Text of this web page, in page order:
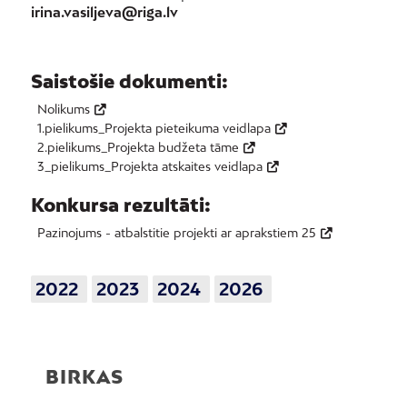
irina.vasiljeva@riga.lv
Saistošie dokumenti:
Nolikums
1.pielikums_Projekta pieteikuma veidlapa
2.pielikums_Projekta budžeta tāme
3_pielikums_Projekta atskaites veidlapa
Konkursa rezultāti:
Pazinojums - atbalstitie projekti ar aprakstiem 25
2022 2023 2024 2026
BIRKAS